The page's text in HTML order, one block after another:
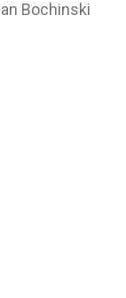
Bochinski